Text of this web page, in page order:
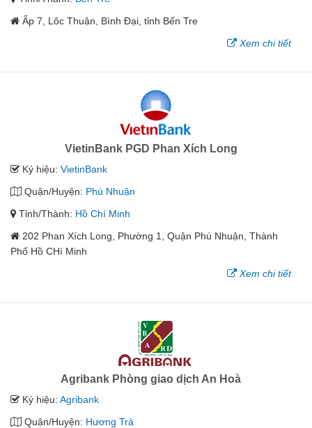
Ấp 7, Lôc Thuận, Bình Đại, tỉnh Bến Tre
Xem chi tiết
VietinBank PGD Phan Xích Long
Ký hiệu: VietinBank
Quận/Huyện: Phú Nhuận
Tỉnh/Thành: Hồ Chí Minh
202 Phan Xích Long, Phường 1, Quận Phú Nhuận, Thành
Phố Hồ CHí Minh
Xem chi tiết
Agribank Phòng giao dịch An Hoà
Ký hiệu: Agribank
Quận/Huyện: Hương Trà